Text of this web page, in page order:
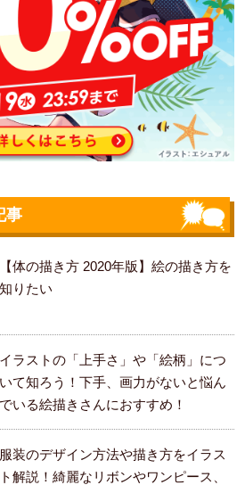
事
【体の描き方 2020年版】絵の描き方を
知りたい
イラストの「上手さ」や「絵柄」につ
いて知ろう！下手、画力がないと悩ん
でいる絵描きさんにおすすめ！
服装のデザイン方法や描き方をイラス
ト解説！綺麗なリボンやワンピース、